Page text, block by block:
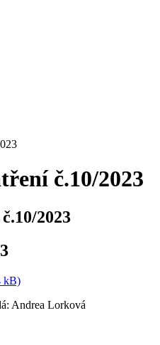
č.10/2023
2023
kB)
Andrea Lorková